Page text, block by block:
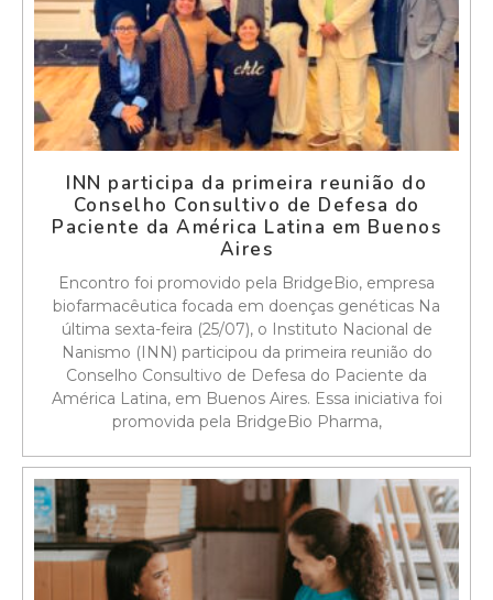
INN participa da primeira reunião do
Conselho Consultivo de Defesa do
Paciente da América Latina em Buenos
Aires
Encontro foi promovido pela BridgeBio, empresa
biofarmacêutica focada em doenças genéticas Na
última sexta-feira (25/07), o Instituto Nacional de
Nanismo (INN) participou da primeira reunião do
Conselho Consultivo de Defesa do Paciente da
América Latina, em Buenos Aires. Essa iniciativa foi
promovida pela BridgeBio Pharma,